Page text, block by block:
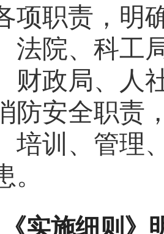
项职责， 明
法院、 科工
财政局、
人
防安全职责
培训、管理
。
《实施细则》